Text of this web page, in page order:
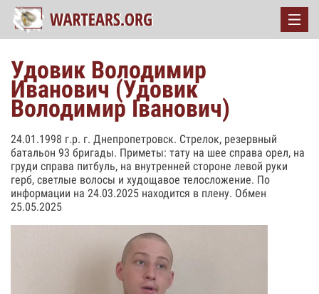
Удовик Володимир
Иванович (Удовик
Володимир Іванович)
24.01.1998 г.р. г. Днепропетровск. Стрелок, резервный
батальон 93 бригады. Приметы: тату на шее справа орел, на
груди справа питбуль, на внутренней стороне левой руки
герб, светлые волосы и худощавое телосложение. По
информации на 24.03.2025 находится в плену. Обмен
25.05.2025